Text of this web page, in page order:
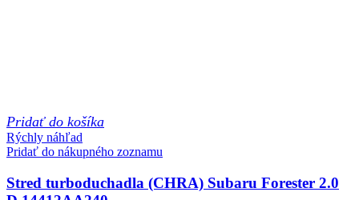
Pridať do košíka
Rýchly náhľad
Pridať do nákupného zoznamu
Stred turboduchadla (CHRA) Subaru Forester 2.0